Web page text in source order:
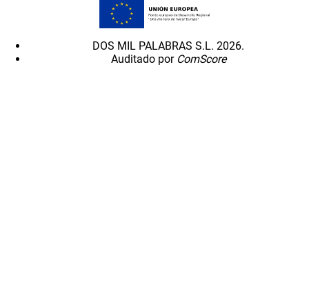
DOS MIL PALABRAS S.L. 2026.
Auditado por ComScore